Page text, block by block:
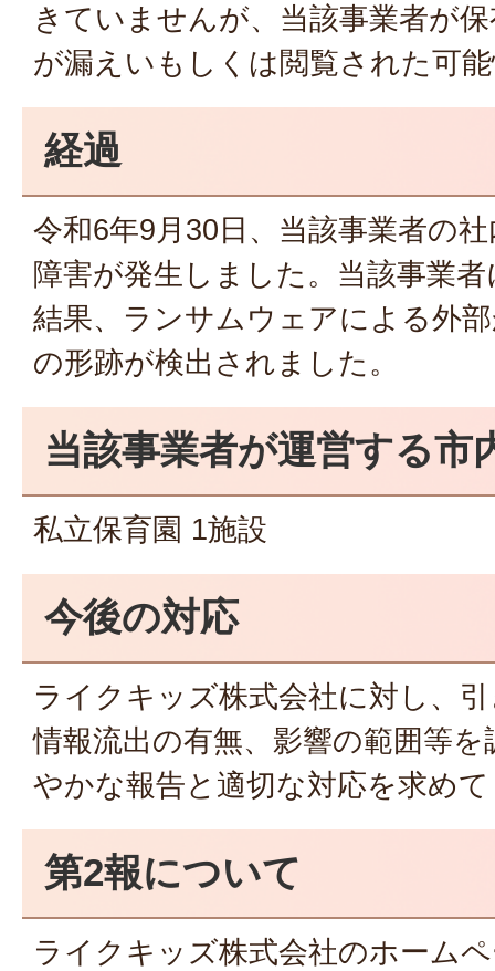
きていませんが、当該事業者が
が漏えいもしくは閲覧された可
経過
令和6年9月30日、当該事業者の
障害が発生しました。当該事業
結果、ランサムウェアによる外
の形跡が検出されました。
当該事業者が運営する市
私立保育園 1施設
今後の対応
ライクキッズ株式会社に対し、
情報流出の有無、影響の範囲等
やかな報告と適切な対応を求め
第2報について
ライクキッズ株式会社のホーム